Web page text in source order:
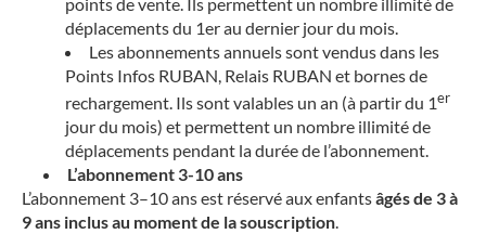
déplacements du 1er au dernier jour du mois.
Les abonnements annuels sont vendus dans les
Points Infos RUBAN, Relais RUBAN et bornes de
rechargement. Ils sont valables un an (à partir du 1er
jour du mois) et permettent un nombre illimité de
déplacements pendant la durée de l’abonnement.
L’abonnement 3-10 ans
L’abonnement 3–10 ans est réservé aux enfantsâgés de 3 à
9 ans inclusau moment de la souscription.